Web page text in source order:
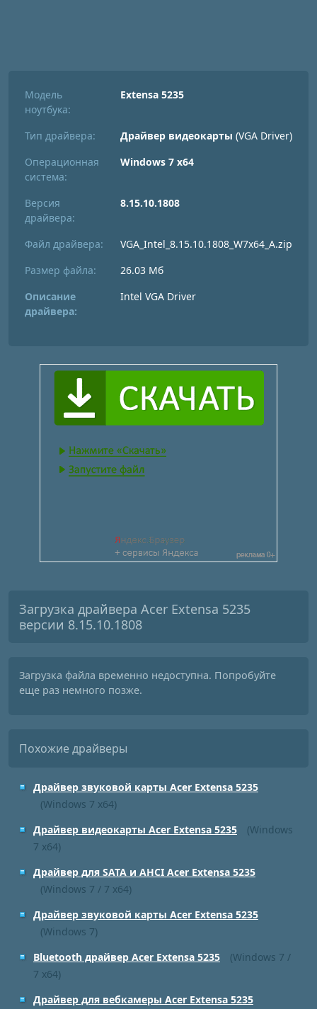
Модель
ноутбука:
Extensa 5235
Тип драйвера: Драйвер видеокарты (VGA Driver)
Операционная
система:
Windows 7 x64
Версия
драйвера:
8.15.10.1808
Файл драйвера:
VGA_Intel_8.15.10.1808_W7x64_A.zip
Размер файла:
26.03 Мб
Описание
драйвера:
Intel VGA Driver
Загрузка драйвера Acer Extensa 5235
версии 8.15.10.1808
Загрузка файла временно недоступна. Попробуйте
еще раз немного позже.
Похожие драйверы
Драйвер звуковой карты Acer Extensa 5235
(Windows 7 x64)
Драйвер видеокарты Acer Extensa 5235
(Windows
7 x64)
Драйвер для SATA и AHCI Acer Extensa 5235
(Windows 7 / 7 x64)
Драйвер звуковой карты Acer Extensa 5235
(Windows 7)
Bluetooth драйвер Acer Extensa 5235
(Windows 7 /
7 x64)
Драйвер для вебкамеры Acer Extensa 5235